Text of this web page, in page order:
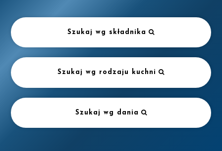
Szukaj wg składnika
Szukaj wg rodzaju kuchni
Szukaj wg dania